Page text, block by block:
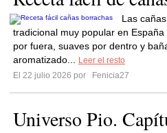
Las
tradicional muy popular en
por fuera, suaves por dentro y
aromatizado...
Leer el resto
El 22 julio 2026 por
Fenicia27
Universo Pio.